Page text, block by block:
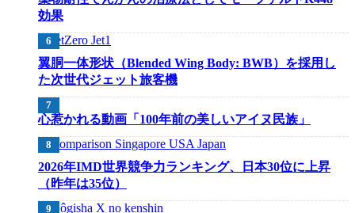
効果
翼胴一体形状（Blended Wing Body: BWB）を採用し
た次世代ジェット旅客機
心惹かれる動画「100年前の美しいアイヌ民族」
2026年IMD世界競争力ランキング、日本30位に上昇
（昨年は35位）